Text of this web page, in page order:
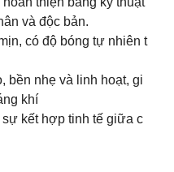
và độc bản.
có độ bóng tự nhiên t
bền nhẹ và linh hoạt, gi
khí
kết hợp tinh tế giữa c